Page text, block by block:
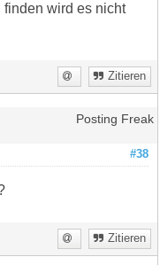
wird es nicht
Zitieren
Posting Freak
#38
Zitieren